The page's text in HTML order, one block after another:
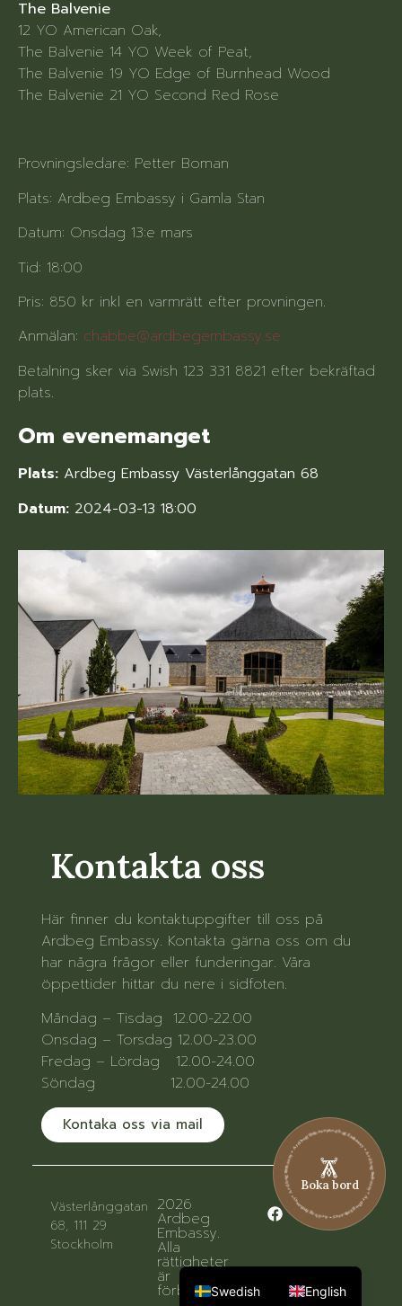
The Balvenie
12 YO American Oak,
The Balvenie 14 YO Week of Peat,
The Balvenie 19 YO Edge of Burnhead Wood
The Balvenie 21 YO Second Red Rose
Provningsledare: Petter Boman
Plats: Ardbeg Embassy i Gamla Stan
Datum: Onsdag 13:e mars
Tid: 18:00
Pris: 850 kr inkl en varmrätt efter provningen.
Anmälan: chabbe@ardbegembassy.se
Betalning sker via Swish 123 331 8821 efter bekräftad
plats.
Om evenemanget
Plats: Ardbeg Embassy Västerlånggatan 68
Datum: 2024-03-13 18:00
Ardbeg Embassy • Ardbeg Embassy • Ardbeg Embassy • Ardbeg Embassy • Ardbeg Embassy • Ardbeg Embassy
Boka bord
Kontakta oss
Här finner du kontaktuppgifter till oss på
Ardbeg Embassy. Kontakta gärna oss om du
har några frågor eller funderingar. Våra
öppettider hittar du nere i sidfoten.
Måndag – Tisdag 12.00-22.00
Onsdag – Torsdag 12.00-23.00
Fredag – Lördag 12.00-24.00
Söndag 12.00-24.00
Kontaka oss via mail
Västerlånggatan
68, 111 29
Stockholm
2026
Ardbeg
Embassy.
Alla
rättigheter
är
förbehållna.Swedish English